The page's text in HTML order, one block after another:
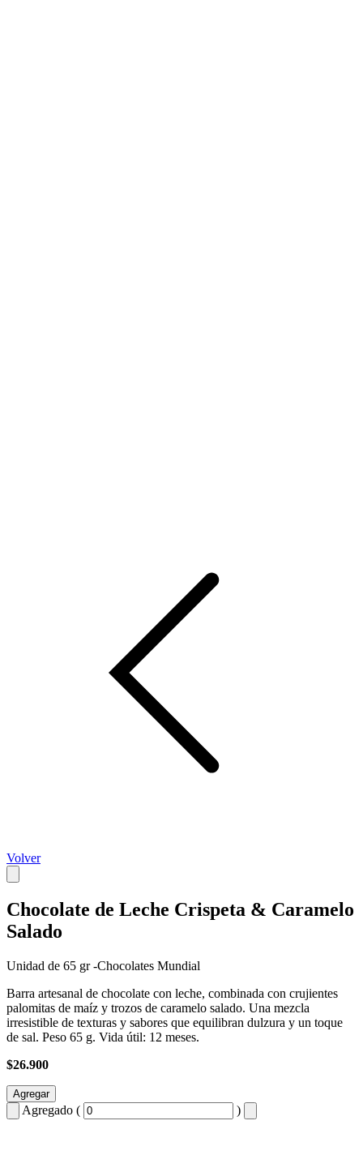
Volver
Chocolate de Leche Crispeta & Caramelo
Salado
Unidad de 65 gr -Chocolates Mundial
Barra artesanal de chocolate con leche, combinada con crujientes
palomitas de maíz y trozos de caramelo salado. Una mezcla
irresistible de texturas y sabores que equilibran dulzura y un toque
de sal. Peso 65 g. Vida útil: 12 meses.
$26.900
Agregar
Agregado ( )